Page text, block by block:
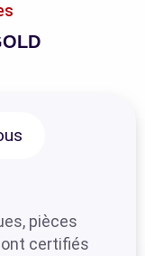
pièces
certifiés